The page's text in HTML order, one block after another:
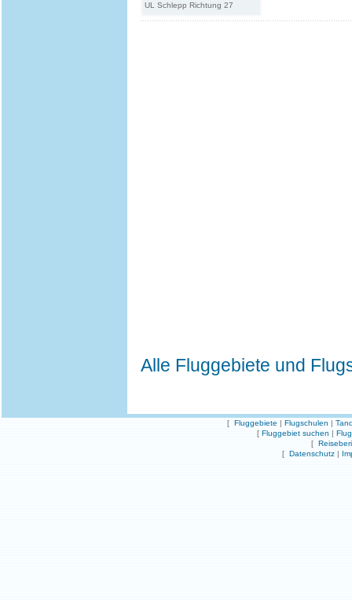
UL Schlepp Richtung 27
Alle Fluggebiete und
[ Fluggebiete | Flugschulen |
[ Fluggebiet suchen |
[
[ Datenschutz |